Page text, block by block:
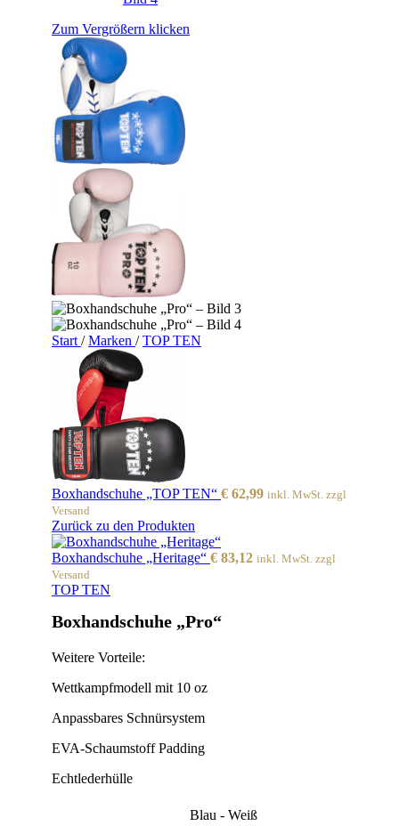
Zum Vergrößern klicken
Start / Marken / TOP TEN
Boxhandschuhe „TOP TEN“ € 62,99 inkl. MwSt. zzgl
Versand
Zurück zu den Produkten
Boxhandschuhe „Heritage“ € 83,12 inkl. MwSt. zzgl
Versand
TOP TEN
Boxhandschuhe „Pro“
Weitere Vorteile:
Wettkampfmodell mit 10 oz
Anpassbares Schnürsystem
EVA-Schaumstoff Padding
Echtlederhülle
Blau - Weiß